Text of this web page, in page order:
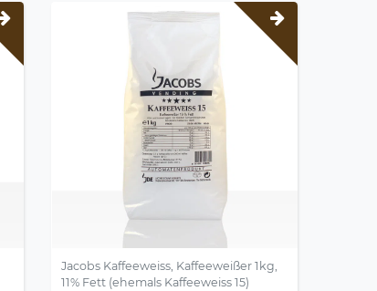
Jacobs Kaffeeweiss, Kaffeeweißer 1kg,
11% Fett (ehemals Kaffeeweiss 15)